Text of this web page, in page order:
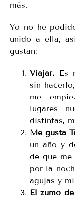
más.
Yo no he
unido a ella,
gustan:
Viajar. Es
sin
me
lugares
distintas,
Me gusta
un año y
de que me
por la
agujas y
El zumo